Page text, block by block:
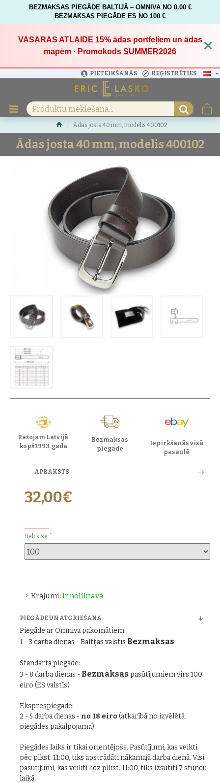
BEZMAKSAS PIEGĀDE BALTIJĀ – OMNIVA NO 0.00 €
BEZMAKSAS PIEGĀDE ES NO 100 €
VASARAS ATLAIDE 15%ādas portfeļiem un ādas
mapēm · Promokods SUMMER2026 ×
PIETEIKŠANĀS REĢISTRĒTIES
Ādas josta 40 mm, modelis 400102
Ādas josta 40 mm, modelis 400102
Ražojam Latvijā
kopš 1993. gada
Bezmaksas
piegāde
Iepirkšanās visā
pasaulē
APRAKSTS
Krājumi: Ir noliktavā
32,00€
Belt size
PIEGĀDE UN ATGRIEŠANA
Piegāde ar Omniva pakomātiem:
1 - 3 darba dienas - Baltijas valstīs Bezmaksas
Standarta piegāde:
3 - 8 darba dienas - Bezmaksas pasūtījumiem virs 100
eiro (ES valstīs)
Eksprespiegāde:
2 - 5 darba dienas - no 18 eiro (atkarībā no izvēlētā
piegādes pakalpojuma)
Piegādes laiks ir tikai orientējošs. Pasūtījumi, kas veikti
pēc plkst. 11:00, tiks apstrādāti nākamajā darba dienā. Visi
pasūtījumi, kas veikti līdz plkst. 11:00, tiks izsūtīti 7 stundu
laikā.